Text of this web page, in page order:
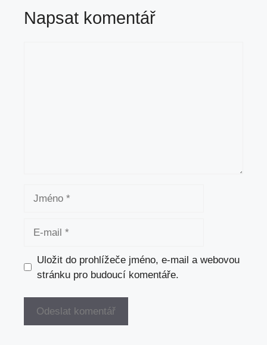
Napsat komentář
Jméno
Uložit do prohlížeče jméno, e-mail a webovou
stránku pro budoucí komentáře.